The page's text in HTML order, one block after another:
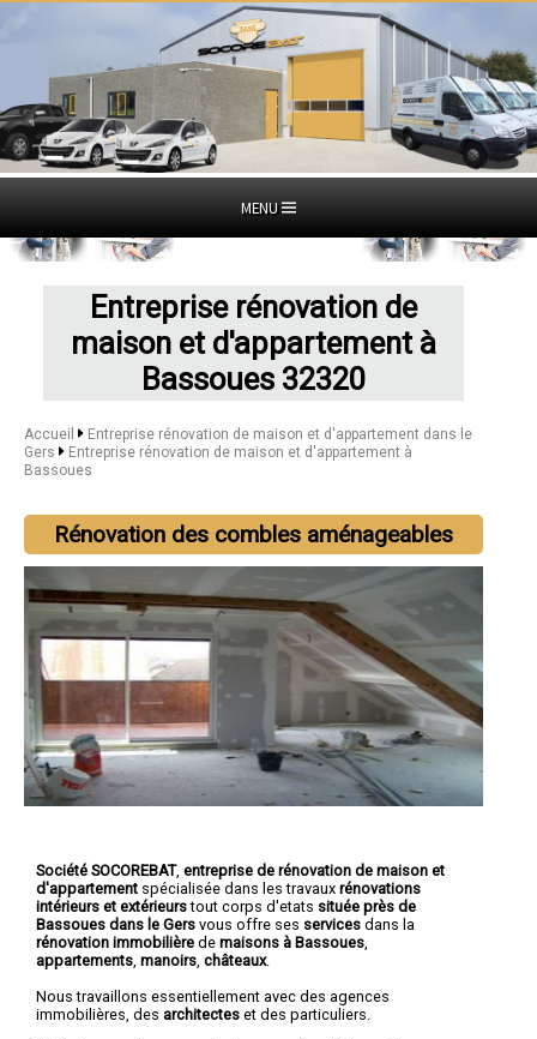
MENU
Entreprise rénovation de
maison et d'appartement à
Bassoues 32320
Accueil
Entreprise rénovation de maison et d'appartement dans le
Gers
Entreprise rénovation de maison et d'appartement à
Bassoues
Rénovation des combles aménageables
Société SOCOREBAT, entreprise de rénovation de maison et
d'appartement spécialisée dans les travaux rénovations
intérieurs et extérieurstout corps d'etats située près de
Bassoues dans le Gers vous offre ses services dans la
rénovation immobilière de maisons à Bassoues
appartements manoirs châteaux.
Nous travaillons essentiellement avec des agences
immobilières, des architectes et des particuliers.